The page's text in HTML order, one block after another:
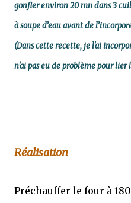
gonfler environ 20 mn dans 3
à soupe d’eau avant de
(Dans cette recette, je l'ai
n'ai pas eu de problème pour
Réalisation
Préchauffer le four à 180